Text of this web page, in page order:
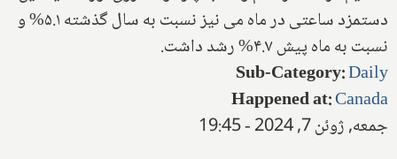
دستمزد ساعتی در ماه می نیز نسبت به سال گذشته ‌۵.۱% و
نسبت به ماه پیش ۴.۷% رشد داشت.
Sub-Category:Daily
Happened at:Canada
جمعه, ژوئن 7, 2024 - 19:45